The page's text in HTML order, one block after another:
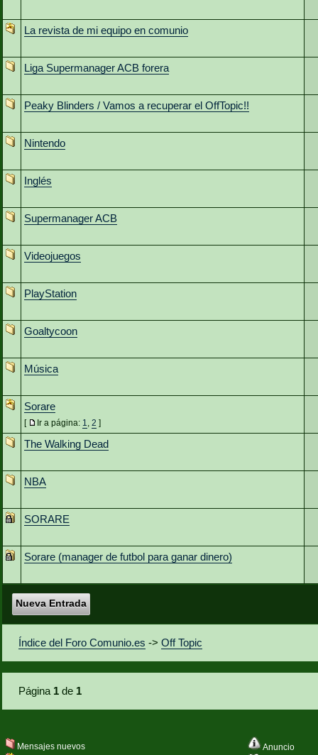
La revista de mi equipo en comunio
Liga Supermanager ACB forera
Peaky Blinders / Vamos a recuperar el OffTopic!!
Nintendo
Inglés
Supermanager ACB
Videojuegos
PlayStation
Goaltycoon
Música
Sorare
[ Ir a página: 1, 2 ]
The Walking Dead
NBA
SORARE
Sorare (manager de futbol para ganar dinero)
Nueva Entrada
Índice del Foro Comunio.es ->Off Topic
Página 1 de 1
Anuncio
Mensajes nuevos